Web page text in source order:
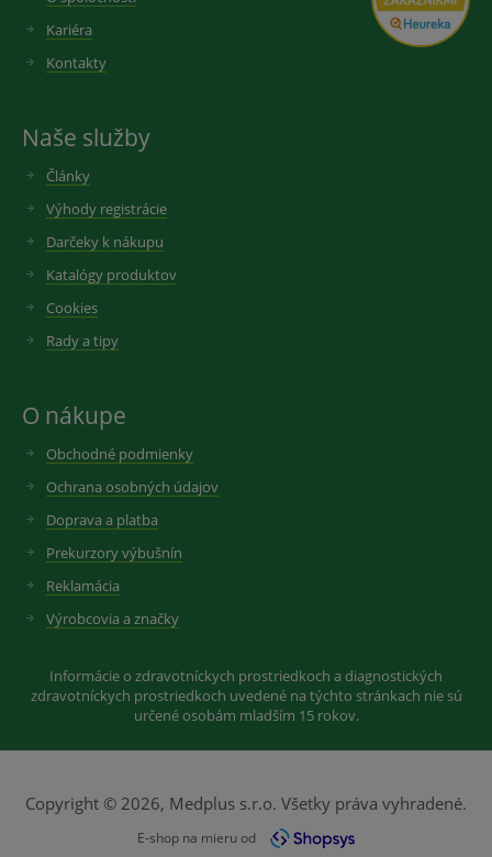
Kariéra
Kontakty
Naše služby
Články
Výhody registrácie
Darčeky k nákupu
Katalógy produktov
Cookies
Rady a tipy
O nákupe
Obchodné podmienky
Ochrana osobných údajov
Doprava a platba
Prekurzory výbušnín
Reklamácia
Výrobcovia a značky
Informácie o zdravotníckych prostriedkoch a diagnostických
zdravotníckych prostriedkoch uvedené na týchto stránkach nie sú
určené osobám mladším 15 rokov.
Copyright © 2026, Medplus s.r.o. Všetky práva vyhradené.
E-shop na mieru od